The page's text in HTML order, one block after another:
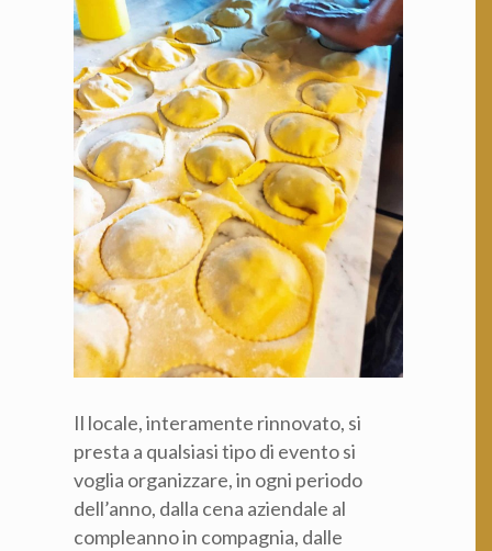
Il locale, interamente rinnovato, si
presta a qualsiasi tipo di evento si
voglia organizzare, in ogni periodo
dell’anno, dalla cena aziendale al
compleanno in compagnia, dalle